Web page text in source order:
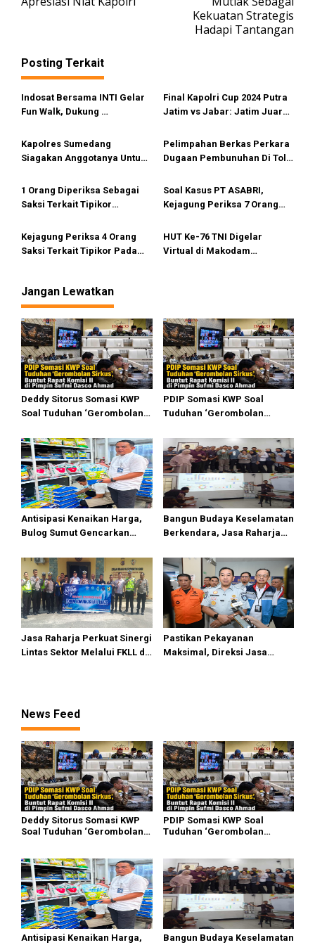
a
s
i
p
o
s
Kekuatan Strategis
Hadapi Tantangan
Posting Terkait
Indosat Bersama INTI Gelar
Fun Walk, Dukung
Masyarakat
Final Kapolri Cup 2024 Putra
Jatim vs Jabar: Jatim Juara,
Kapolres Sumedang
Siagakan Anggotanya Untuk
Jalan Tol Blok Kopeng
Pelimpahan Berkas Perkara
Dugaan Pembunuhan Di Tol
Jaksel
1 Orang Diperiksa Sebagai
Saksi Terkait Tipikor
Pembiayaan Ekspor Nasional
Oleh LPEI
Soal Kasus PT ASABRI,
Kejagung Periksa 7 Orang
Kejagung Periksa 4 Orang
Saksi Terkait Tipikor Pada
HUT Ke-76 TNI Digelar
Virtual di Makodam
Jangan Lewatkan
Deddy Sitorus Somasi KWP
Soal Tuduhan ‘Gerombolan
II Dipimpin Sufmi Dasco
Ahmad
PDIP Somasi KWP Soal
Tuduhan ‘Gerombolan
II Dipimpin Sufmi Dasco
Ahmad
Antisipasi Kenaikan Harga,
Bulog Sumut Gencarkan
Premium
Bangun Budaya Keselamatan
Berkendara, Jasa Raharja
Pasifik Medan Industri
Jasa Raharja Perkuat Sinergi
Lintas Sektor Melalui FKLL di
Pastikan Pekayanan
Maksimal, Direksi Jasa
News Feed
Deddy Sitorus Somasi KWP
Soal Tuduhan ‘Gerombolan
Ahmad
PDIP Somasi KWP Soal
Tuduhan ‘Gerombolan
Ahmad
Antisipasi Kenaikan Harga,
Bangun Budaya Keselamatan